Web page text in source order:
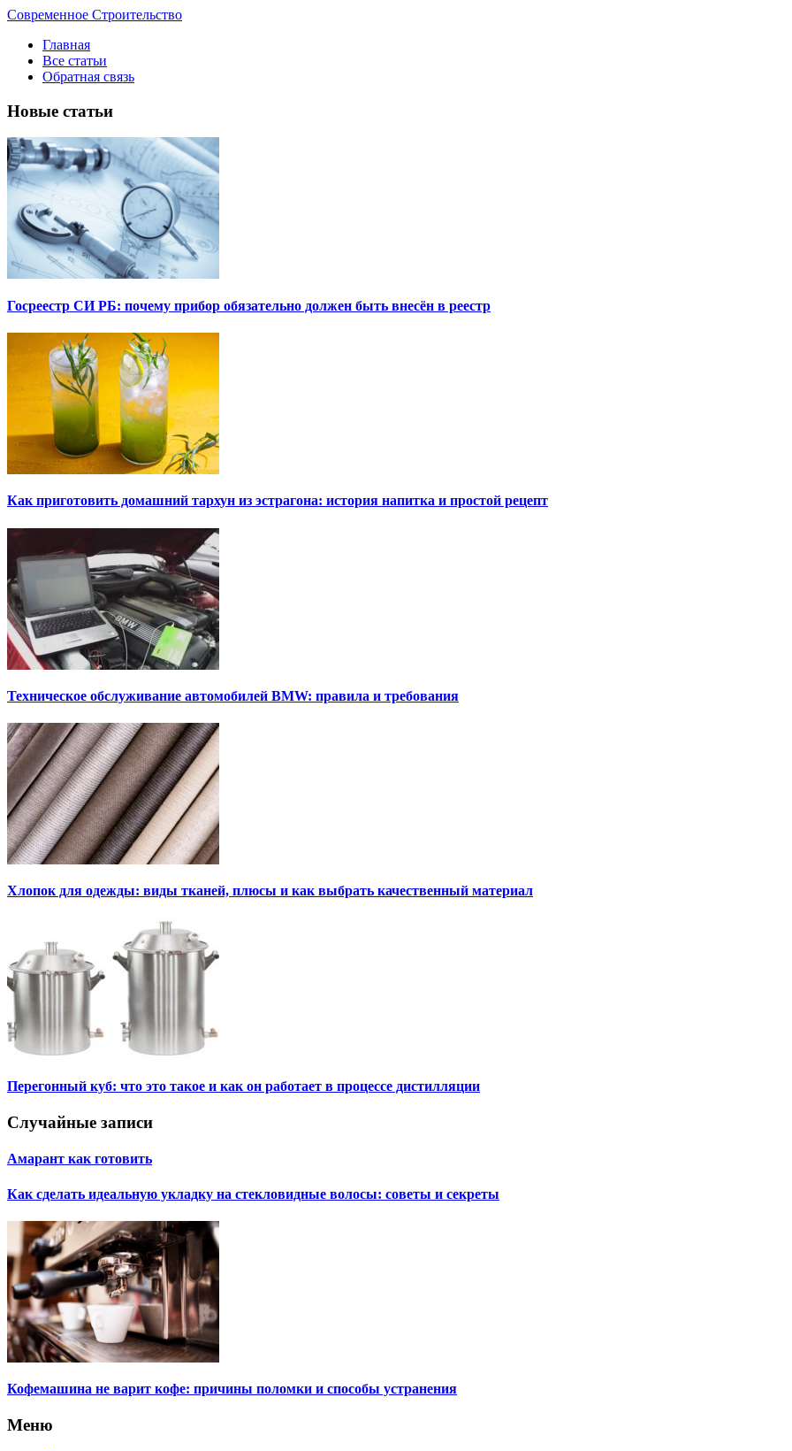
Современное Строительство
Главная
Все статьи
Обратная связь
Новые статьи
Госреестр СИ РБ: почему прибор обязательно должен быть внесён в реестр
Как приготовить домашний тархун из эстрагона: история напитка и простой рецепт
Техническое обслуживание автомобилей BMW: правила и требования
Хлопок для одежды: виды тканей, плюсы и как выбрать качественный материал
Перегонный куб: что это такое и как он работает в процессе дистилляции
Случайные записи
Амарант как готовить
Как сделать идеальную укладку на стекловидные волосы: советы и секреты
Кофемашина не варит кофе: причины поломки и способы устранения
Меню